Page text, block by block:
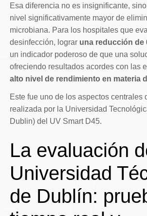
Esa diferencia no es insignificante,
nivel significativamente mayor de
microbiana. Para los hospitales que
desinfección, lograr una reducción de
un indicador poderoso de que una
ofreciendo resultados acordes con las
alto nivel de rendimiento en materia
Este fue uno de los aspectos centrales
realizada por la Universidad
Dublin) del UV Smart D45.
La evaluación
Universidad
de Dublín: